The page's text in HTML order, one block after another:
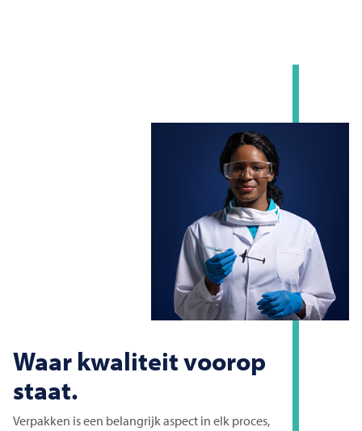
Waar kwaliteit voorop
staat.
Verpakken is een belangrijk aspect in elk proces,